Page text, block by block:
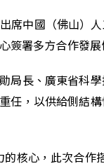
中國（佛山）
簽署多方合作發
局長、廣東省科
任，以供給側結
核心，此次合